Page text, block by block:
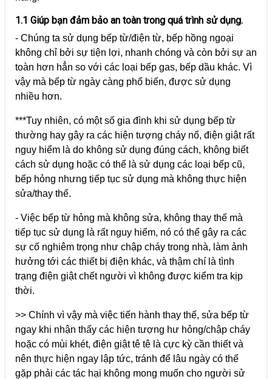
1.1 Giúp bạn đảm bảo an toàn trong quá trình sử dụng.
- Chúng ta sử dụng bếp từ/điện từ, bếp hồng ngoại
không chỉ bởi sự tiện lợi, nhanh chóng và còn bởi sự an
toàn hơn hẳn so với các loại bếp gas, bếp dầu khác. Vì
vậy mà bếp từ ngày càng phổ biến, được sử dụng
nhiều hơn.
***Tuy nhiên, có một số gia đình khi sử dụng bếp từ
thường hay gây ra các hiện tượng cháy nổ, điện giật rất
nguy hiểm là do không sử dụng đúng cách, không biết
cách sử dụng hoặc có thể là sử dụng các loại bếp cũ,
bếp hỏng nhưng tiếp tục sử dụng mà không thực hiện
sửa/thay thế.
- Việc bếp từ hỏng mà không sửa, không thay thế mà
tiếp tục sử dụng là rất nguy hiểm, nó có thể gây ra các
sự cố nghiêm trọng như chập cháy trong nhà, làm ảnh
hưởng tới các thiết bị điện khác, và thậm chí là tình
trạng điện giật chết người vì không được kiểm tra kịp
thời.
>> Chính vì vậy mà việc tiến hành thay thế, sửa bếp từ
ngay khi nhận thấy các hiện tượng hư hỏng/chập cháy
hoặc có mùi khét, điện giật tê tê là cực kỳ cần thiết và
nên thực hiện ngay lập tức, tránh để lâu ngày có thể
gặp phải các tác hại không mong muốn cho người sử